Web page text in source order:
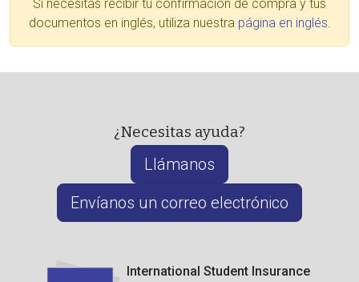
Si necesitas recibir tu confirmación de compra y tus
documentos en inglés, utiliza nuestra página en inglés.
¿Necesitas ayuda?
Llámanos
Envíanos un correo electrónico
International Student Insurance